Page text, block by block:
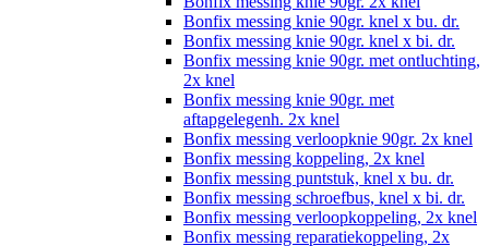
Bonfix messing knie 90gr. knel x bu. dr.
Bonfix messing knie 90gr. knel x bi. dr.
Bonfix messing knie 90gr. met ontluchting,
2x knel
Bonfix messing knie 90gr. met
aftapgelegenh. 2x knel
Bonfix messing verloopknie 90gr. 2x knel
Bonfix messing koppeling, 2x knel
Bonfix messing puntstuk, knel x bu. dr.
Bonfix messing schroefbus, knel x bi. dr.
Bonfix messing verloopkoppeling, 2x knel
Bonfix messing reparatiekoppeling, 2x